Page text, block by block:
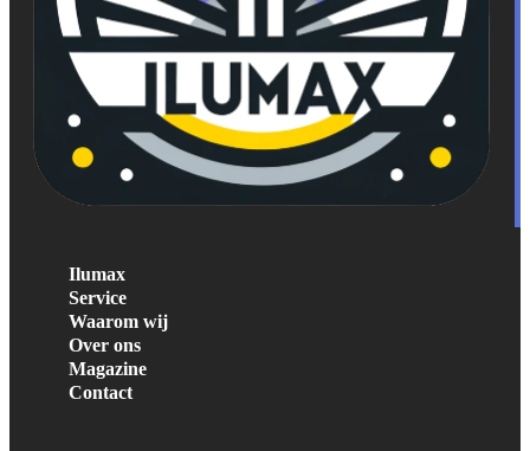
Ilumax
Service
Waarom wij
Over ons
Magazine
Contact